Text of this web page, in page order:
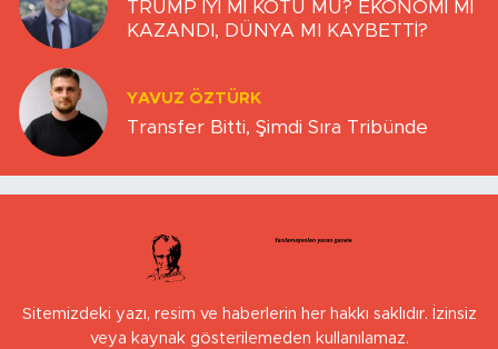
TRUMP İYİ Mİ KÖTÜ MÜ? EKONOMİ Mİ
KAZANDI, DÜNYA MI KAYBETTİ?
YAVUZ ÖZTÜRK
Transfer Bitti, Şimdi Sıra Tribünde
Sitemizdeki yazı, resim ve haberlerin her hakkı saklıdır. İzinsiz
veya kaynak gösterilemeden kullanılamaz.